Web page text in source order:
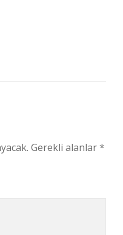
Gerekli alanlar*